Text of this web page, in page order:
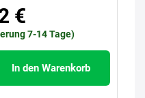
€
7-14 Tage)
In den Warenkorb